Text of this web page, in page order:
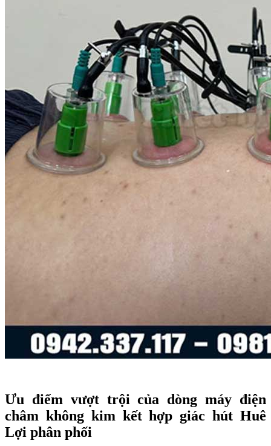
Ưu điểm vượt trội của dòng máy điện
châm không kim kết hợp giác hút Huê
Lợi phân phối